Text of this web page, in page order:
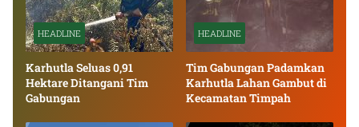
HEADLINE
Karhutla Seluas 0,91
Hektare Ditangani Tim
Gabungan
HEADLINE
Tim Gabungan Padamkan
Karhutla Lahan Gambut di
Kecamatan Timpah